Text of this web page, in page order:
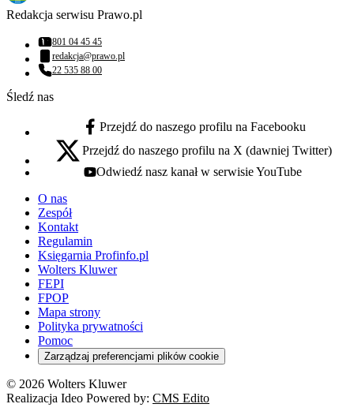
Redakcja serwisu Prawo.pl
Numer telefonu:
801 04 45 45
Adres email:
redakcja@prawo.pl
Numer telefonu:
22 535 88 00
Śledź nas
facebook - otwiera się w nowej karcie
Przejdź do naszego profilu na Facebooku
x - otwiera się w nowej karcie
Przejdź do naszego profilu na X (dawniej Twitter)
youtube - otwiera się w nowej karcie
Odwiedź nasz kanał w serwisie YouTube
O nas
Zespół
Kontakt
Regulamin
Księgarnia Profinfo.pl
Wolters Kluwer
FEPI
FPOP
Mapa strony
Polityka prywatności
Pomoc
Zarządzaj preferencjami plików cookie
© 2026 Wolters Kluwer
Realizacja Ideo Powered by: CMS Edito